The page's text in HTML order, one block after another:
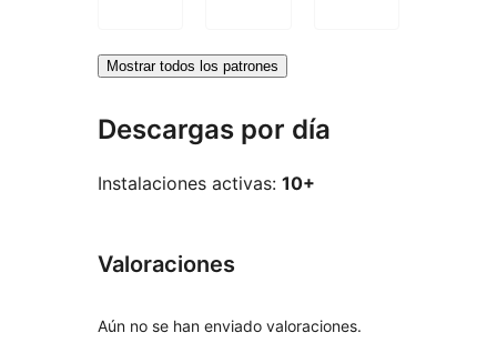
Mostrar todos los patrones
Descargas por día
Instalaciones activas: 10+
Valoraciones
Aún no se han enviado valoraciones.